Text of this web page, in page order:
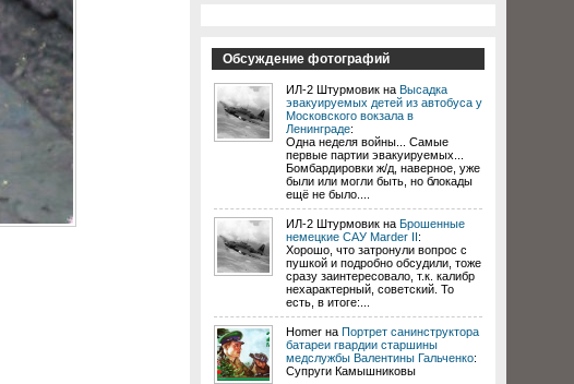
Обсуждение фотографий
ИЛ-2 Штурмовик на Высадка
эвакуируемых детей из автобуса у
Московского вокзала в
Ленинграде:
Одна неделя войны... Самые
первые партии эвакуируемых...
Бомбардировки ж/д, наверное, уже
были или могли быть, но блокады
ещё не было....
ИЛ-2 Штурмовик на Брошенные
немецкие САУ Marder II:
Хорошо, что затронули вопрос с
пушкой и подробно обсудили, тоже
сразу заинтересовало, т.к. калибр
нехарактерный, советский. То
есть, в итоге:...
Homer на Портрет санинструктора
батареи гвардии старшины
медслужбы Валентины Гальченко:
Супруги Камышниковы